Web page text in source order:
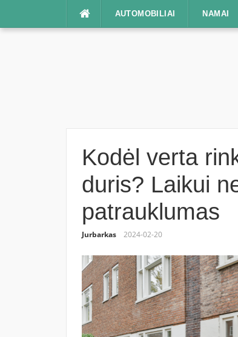
AUTOMOBILIAI NAMAI
Kodėl verta
duris? Laikui
patrauklumas
Jurbarkas 2024-02-20